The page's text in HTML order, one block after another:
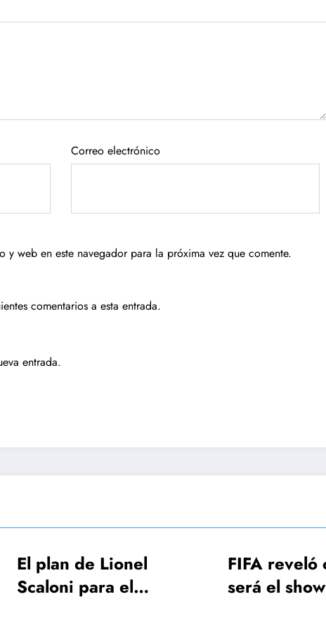
Correo electrónico
web en este navegador para la próxima vez que comente.
comentarios a esta entrada.
entrada.
el
FIFA reveló cómo
será el show de